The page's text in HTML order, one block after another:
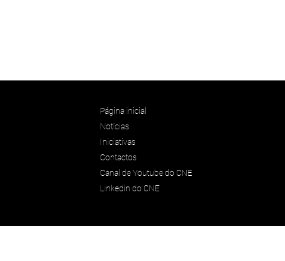
Página inicial
Notícias
Iniciativas
Contactos
Canal de Youtube do CNE
Linkedin do CNE